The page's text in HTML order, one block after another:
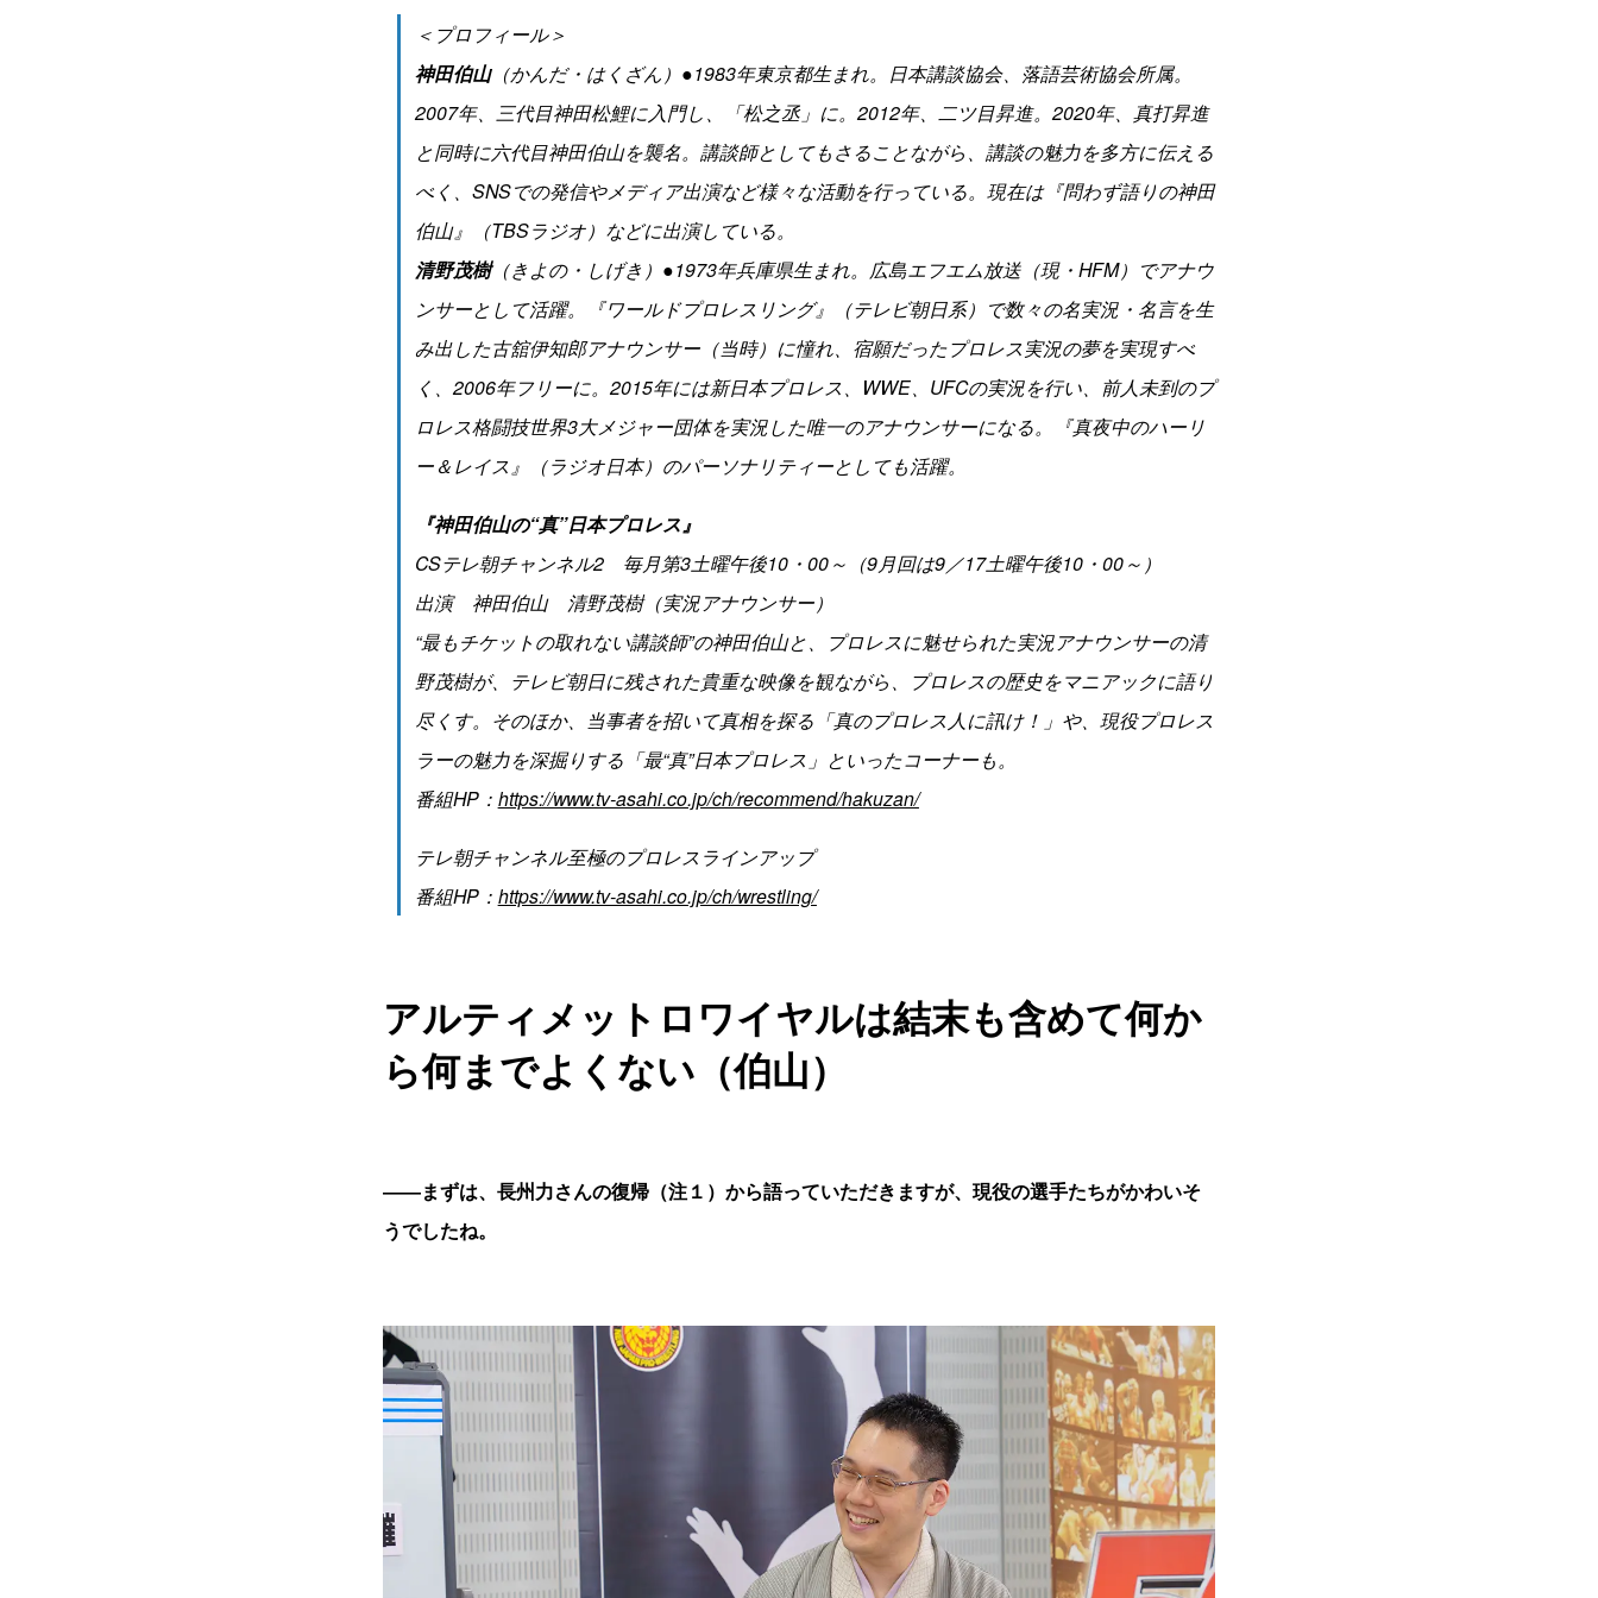
＜プロフィール＞
神田伯山（かんだ・はくざん）●1983年東京都生まれ。日本講談協会、落語芸術協会所属。
2007年、三代目神田松鯉に入門し、「松之丞」に。2012年、二ツ目昇進。2020年、真打昇進
と同時に六代目神田伯山を襲名。講談師としてもさることながら、講談の魅力を多方に伝える
べく、SNSでの発信やメディア出演など様々な活動を行っている。現在は『問わず語りの神田
伯山』（TBSラジオ）などに出演している。
清野茂樹（きよの・しげき）●1973年兵庫県生まれ。広島エフエム放送（現・HFM）でアナウ
ンサーとして活躍。『ワールドプロレスリング』（テレビ朝日系）で数々の名実況・名言を生
み出した古舘伊知郎アナウンサー（当時）に憧れ、宿願だったプロレス実況の夢を実現すべ
く、2006年フリーに。2015年には新日本プロレス、WWE、UFCの実況を行い、前人未到のプ
ロレス格闘技世界3大メジャー団体を実況した唯一のアナウンサーになる。『真夜中のハーリ
ー＆レイス』（ラジオ日本）のパーソナリティーとしても活躍。
『神田伯山の“真”日本プロレス』
CSテレ朝チャンネル2 毎月第3土曜午後10・00～（9月回は9／17土曜午後10・00～）
出演 神田伯山 清野茂樹（実況アナウンサー）
“最もチケットの取れない講談師”の神田伯山と、プロレスに魅せられた実況アナウンサーの清
野茂樹が、テレビ朝日に残された貴重な映像を観ながら、プロレスの歴史をマニアックに語り
尽くす。そのほか、当事者を招いて真相を探る「真のプロレス人に訊け！」や、現役プロレス
ラーの魅力を深掘りする「最“真”日本プロレス」といったコーナーも。
番組HP： https://www.tv-asahi.co.jp/ch/recommend/hakuzan/
テレ朝チャンネル至極のプロレスラインアップ
番組HP： https://www.tv-asahi.co.jp/ch/wrestling/
アルティメットロワイヤルは結末も含めて何か
ら何までよくない（伯山）
――まずは、長州力さんの復帰（注１）から語っていただきますが、現役の選手たちがかわいそ
うでしたね。